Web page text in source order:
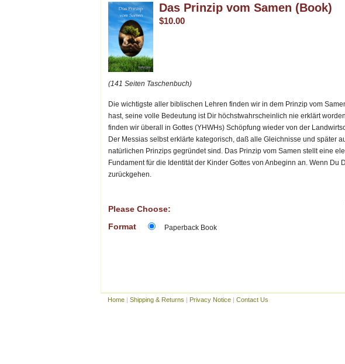
Das Prinzip vom Samen (Book)
$10.00
(141 Seiten Taschenbuch)
Die wichtigste aller biblischen Lehren finden wir in dem Prinzip vom
hast, seine volle Bedeutung ist Dir höchstwahrscheinlich nie erklärt
finden wir überall in Gottes (YHWHs) Schöpfung wieder von der
Der Messias selbst erklärte kategorisch, daß alle Gleichnisse und später
natürlichen Prinzips gegründet sind. Das Prinzip vom Samen stellt eine
Fundament für die Identität der Kinder Gottes von Anbeginn an. Wenn Du
zurückgehen.
Please Choose:
Format
Paperback Book
Home | Shipping & Returns | Privacy Notice | Contact Us